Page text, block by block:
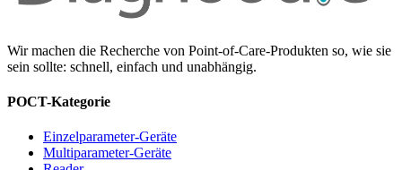
Wir machen die Recherche von Point-of-Care-Produkten so, wie sie
sein sollte: schnell, einfach und unabhängig.
POCT-Kategorie
Einzelparameter-Geräte
Multiparameter-Geräte